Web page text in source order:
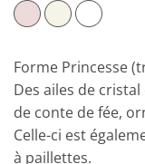
Forme Princesse
Des ailes de
de conte de fée,
Celle-ci est
à paillettes.